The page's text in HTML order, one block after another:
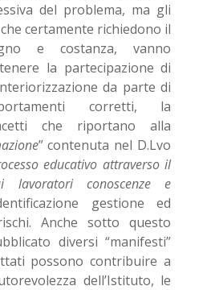
del problema, ma gli
certamente richiedono il
e costanza, vanno
la partecipazione di
da parte di
corretti, la
che riportano alla
” contenuta nel D.Lvo
educativo attraverso il
lavoratori conoscenze e
gestione ed
Anche sotto questo
diversi “manifesti”
possono contribuire a
dell’Istituto, le